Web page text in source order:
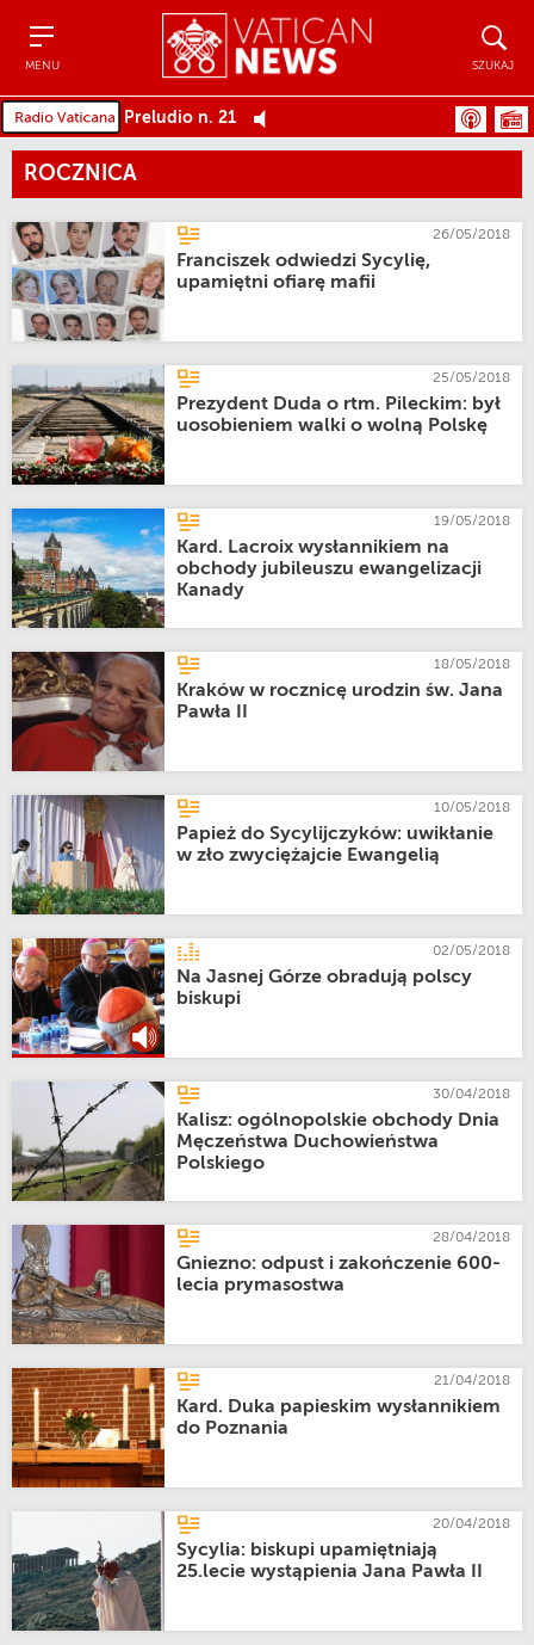
MENU SZUKAJ
Preludio n. 21
ROCZNICA
26/05/2018
Franciszek odwiedzi Sycylię,
upamiętni ofiarę mafii
25/05/2018
Prezydent Duda o rtm. Pileckim: był
uosobieniem walki o wolną Polskę
19/05/2018
Kard. Lacroix wysłannikiem na
obchody jubileuszu ewangelizacji
Kanady
18/05/2018
Kraków w rocznicę urodzin św. Jana
Pawła II
10/05/2018
Papież do Sycylijczyków: uwikłanie
w zło zwyciężajcie Ewangelią
02/05/2018
Na Jasnej Górze obradują polscy
biskupi
30/04/2018
Kalisz: ogólnopolskie obchody Dnia
Męczeństwa Duchowieństwa
Polskiego
28/04/2018
Gniezno: odpust i zakończenie 600-
lecia prymasostwa
21/04/2018
Kard. Duka papieskim wysłannikiem
do Poznania
20/04/2018
Sycylia: biskupi upamiętniają
25.lecie wystąpienia Jana Pawła II